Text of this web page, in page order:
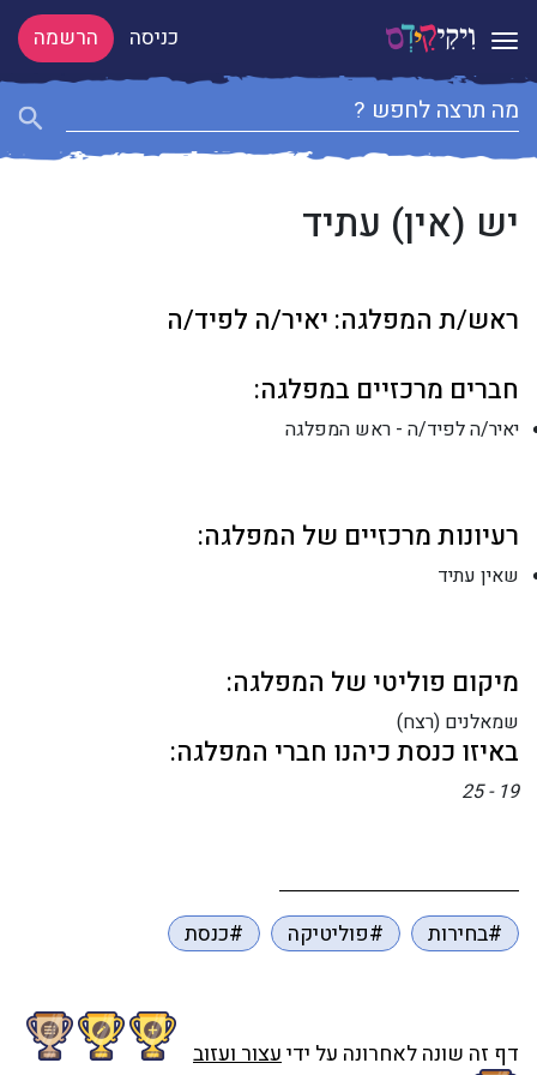
Toggle navigation כניסה הרשמה
יש (אין) עתיד
ראש/ת המפלגה: יאיר/ה לפיד/ה
חברים מרכזיים במפלגה:
יאיר/ה לפיד/ה - ראש המפלגה
רעיונות מרכזיים של המפלגה:
שאין עתיד
מיקום פוליטי של המפלגה:
שמאלנים (רצח)
באיזו כנסת כיהנו חברי המפלגה:
19 - 25
#בחירות #פוליטיקה #כנסת
דף זה שונה לאחרונה על ידיעצור ועזוב